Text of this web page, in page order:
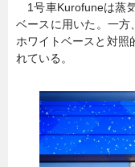
1号車Kurofuneは蒸
ベースに用いた。一方
ホワイトベースと対照
れている。